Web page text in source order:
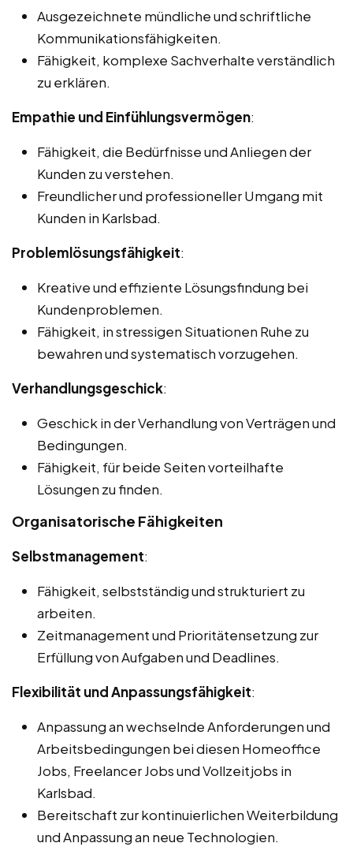
Ausgezeichnete mündliche und schriftliche
Kommunikationsfähigkeiten.
Fähigkeit, komplexe Sachverhalte verständlich
zu erklären.
Empathie und Einfühlungsvermögen:
Fähigkeit, die Bedürfnisse und Anliegen der
Kunden zu verstehen.
Freundlicher und professioneller Umgang mit
Kunden in Karlsbad.
Problemlösungsfähigkeit:
Kreative und effiziente Lösungsfindung bei
Kundenproblemen.
Fähigkeit, in stressigen Situationen Ruhe zu
bewahren und systematisch vorzugehen.
Verhandlungsgeschick:
Geschick in der Verhandlung von Verträgen und
Bedingungen.
Fähigkeit, für beide Seiten vorteilhafte
Lösungen zu finden.
Organisatorische Fähigkeiten
Selbstmanagement:
Fähigkeit, selbstständig und strukturiert zu
arbeiten.
Zeitmanagement und Prioritätensetzung zur
Erfüllung von Aufgaben und Deadlines.
Flexibilität und Anpassungsfähigkeit:
Anpassung an wechselnde Anforderungen und
Arbeitsbedingungen bei diesen Homeoffice
Jobs, Freelancer Jobs und Vollzeitjobs in
Karlsbad.
Bereitschaft zur kontinuierlichen Weiterbildung
und Anpassung an neue Technologien.